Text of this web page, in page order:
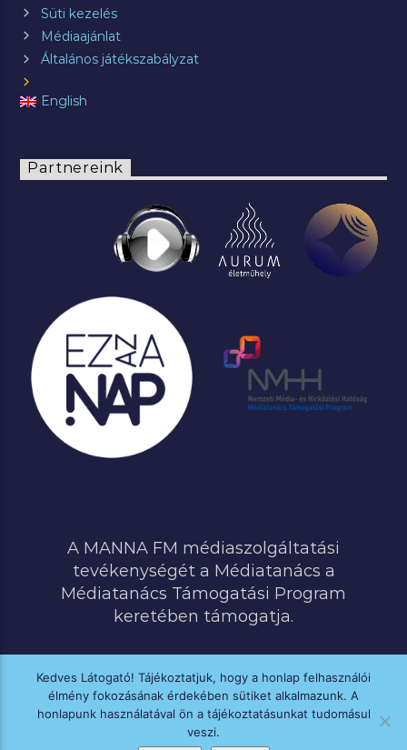
Süti kezelés
Médiaajánlat
Általános játékszabályzat
English
Partnereink
A MANNA FM médiaszolgáltatási
tevékenységét a Médiatanács a
Médiatanács Támogatási Program
keretében támogatja.
MINDEN JOG FENNTARTVA © 2020 MANNA FM
Kedves Látogató! Tájékoztatjuk, hogy a honlap felhasználói
élmény fokozásának érdekében sütiket alkalmazunk. A
honlapunk használatával ön a tájékoztatásunkat tudomásul
veszi.